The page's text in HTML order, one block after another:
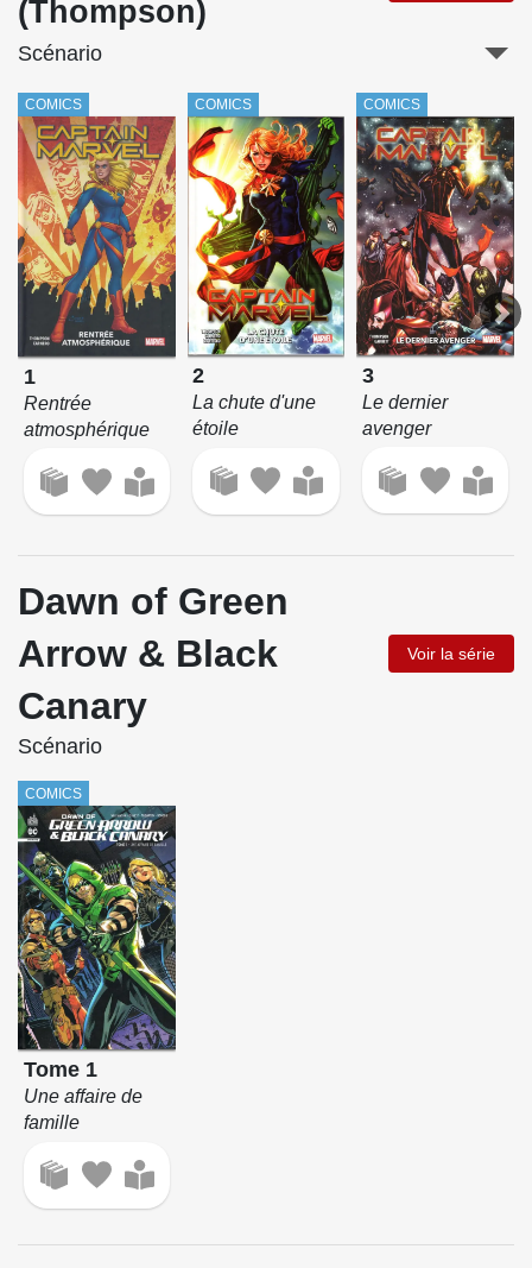
(Thompson)
Scénario
COMICS
1
Rentrée
atmosphérique
COMICS
2
La chute d'une
étoile
COMICS
3
Le dernier
avenger
Dawn of Green
Arrow & Black
Canary
Voir la série
Scénario
COMICS
Tome 1
Une affaire de
famille